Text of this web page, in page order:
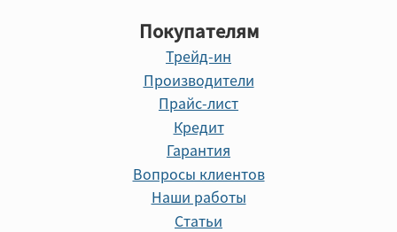
Покупателям
Трейд-ин
Производители
Прайс-лист
Кредит
Гарантия
Вопросы клиентов
Наши работы
Статьи